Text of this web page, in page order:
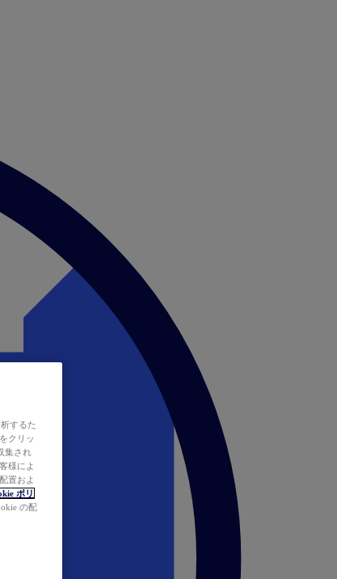
するた
をクリッ
集され
様によ
置およ
ポリ
の配